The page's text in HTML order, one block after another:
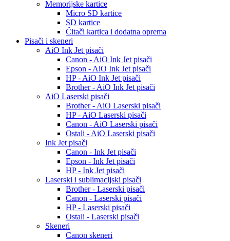
Memorijske kartice
Micro SD kartice
SD kartice
Čitači kartica i dodatna oprema
Pisači i skeneri
AiO Ink Jet pisači
Canon - AiO Ink Jet pisači
Epson - AiO Ink Jet pisači
HP - AiO Ink Jet pisači
Brother - AiO Ink Jet pisači
AiO Laserski pisači
Brother - AiO Laserski pisači
HP - AiO Laserski pisači
Canon - AiO Laserski pisači
Ostali - AiO Laserski pisači
Ink Jet pisači
Canon - Ink Jet pisači
Epson - Ink Jet pisači
HP - Ink Jet pisači
Laserski i sublimacijski pisači
Brother - Laserski pisači
Canon - Laserski pisači
HP - Laserski pisači
Ostali - Laserski pisači
Skeneri
Canon skeneri